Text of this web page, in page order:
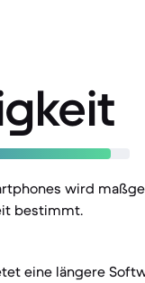
wird
bestimmt.
eine längere